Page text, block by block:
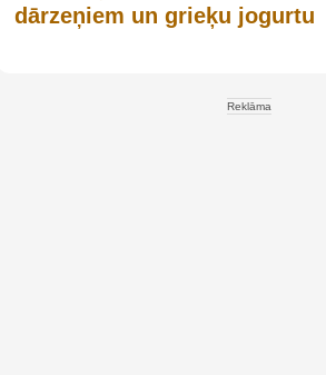
dārzeņiem un grieķu jogurtu
Reklāma